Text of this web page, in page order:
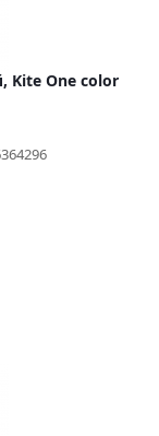
Kite One color